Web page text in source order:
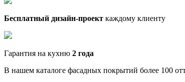
Бесплатный дизайн-проект каждому клиенту
Гарантия на кухню 2 года
В нашем каталоге фасадных покрытий более 100